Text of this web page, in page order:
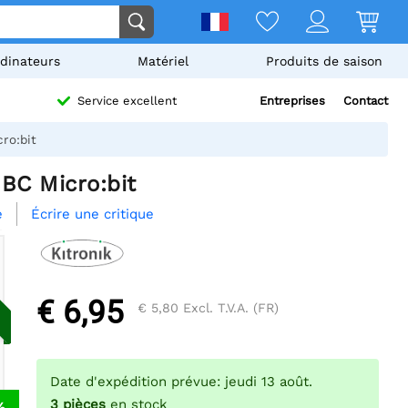
Matériel Produits de saison
Service excellent Entreprises Contact
Micro:bit
Écrire une critique
€ 6,95 € 5,80 Excl. T.V.A. (FR)
Date d'expédition prévue: jeudi 13 août.
3 pièces en stock